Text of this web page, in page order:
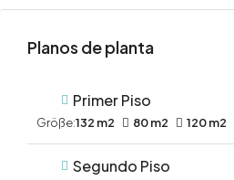
Planos de planta
Primer Piso
Größe:132 m2 80 m2 120 m2
Segundo Piso